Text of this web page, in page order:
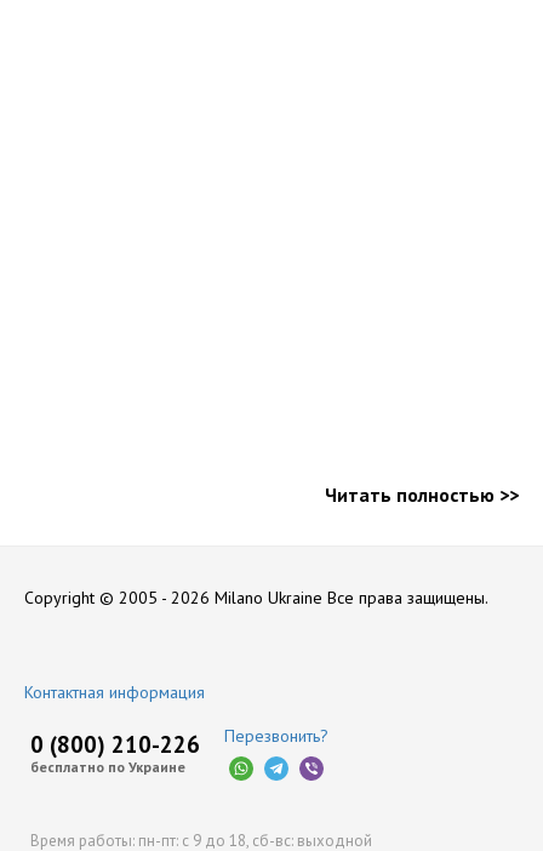
Читать полностью >>
Copyright © 2005 - 2026 Milano Ukraine Все права защищены.
Контактная информация
0 (800) 210-226
бесплатно по Украине
Перезвонить?
Время работы: пн-пт: с 9 до 18, сб-вс: выходной